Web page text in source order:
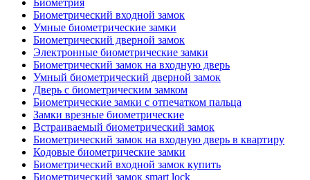
Биометрический входной замок
Умные биометрические замки
Биометрический дверной замок
Электронные биометрические замки
Биометрический замок на входную дверь
Умный биометрический дверной замок
Дверь с биометрическим замком
Биометрические замки с отпечатком пальца
Замки врезные биометрические
Встраиваемый биометрический замок
Биометрический замок на входную дверь в квартиру
Кодовые биометрические замки
Биометрический входной замок купить
Биометрический замок smart lock